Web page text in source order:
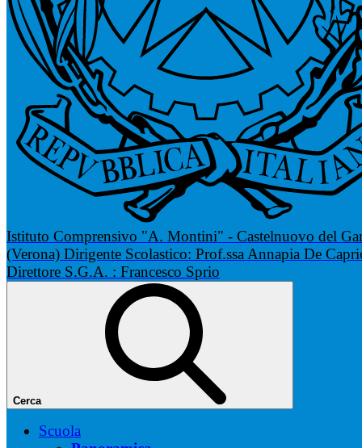
Istituto Comprensivo "A. Montini" - Castelnuovo del
(Verona) Dirigente Scolastico: Prof.ssa Annapia De
Direttore S.G.A. : Francesco Sprio
Cerca
Scuola